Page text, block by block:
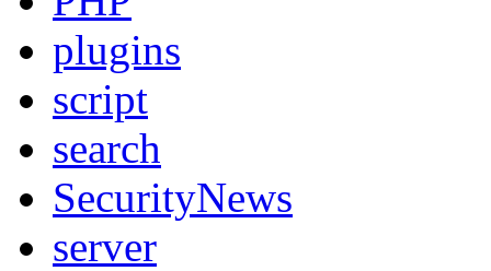
plugins
script
search
SecurityNews
server